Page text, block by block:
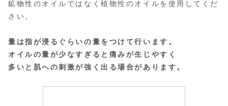
鉱物性のオイルではなく植物性のオイルを使用してくだ
さい。
量は指が浸るぐらいの量をつけて行います。
オイルの量が少なすぎると痛みが生じやすく
多いと肌への刺激が強く出る場合があります。